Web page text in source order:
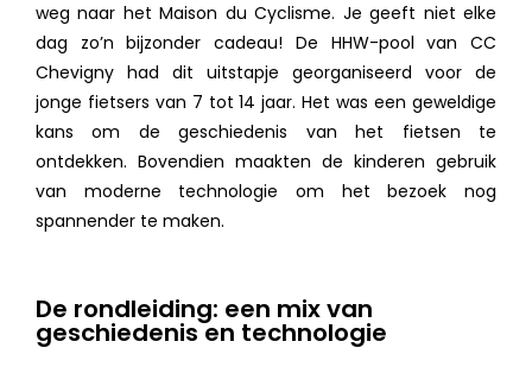
weg naar het Maison du Cyclisme. Je geeft niet elke
dag zo’n bijzonder cadeau! De HHW-pool van CC
Chevigny had dit uitstapje georganiseerd voor de
jonge fietsers van 7 tot 14 jaar. Het was een geweldige
kans om de geschiedenis van het fietsen te
ontdekken. Bovendien maakten de kinderen gebruik
van moderne technologie om het bezoek nog
spannender te maken.
De rondleiding: een mix van
geschiedenis en technologie